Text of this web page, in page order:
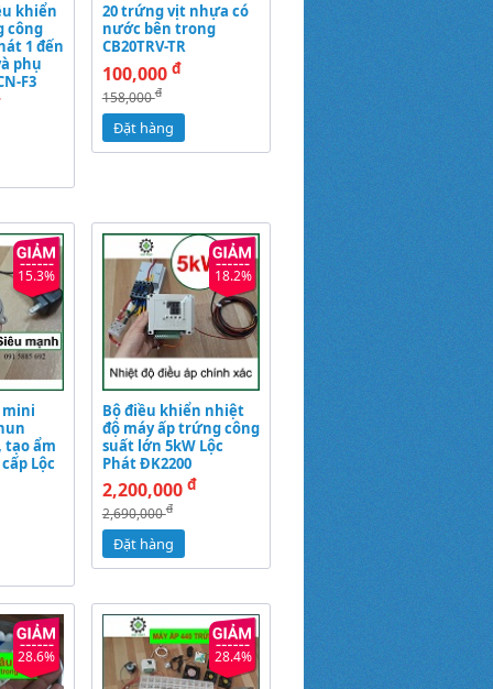
khiển
công
1 đến
phụ
F3
20 trứng vịt nhựa có
nước bên trong
CB20TRV-TR
100,000 đ
158,000đ
Đặt hàng
15.3%
mini
tạo ẩm
Lộc
18.2%
Bộ điều khiển nhiệt
độ máy ấp trứng công
suất lớn 5kW Lộc
Phát ĐK2200
2,200,000 đ
2,690,000đ
Đặt hàng
28.6% 28.4%